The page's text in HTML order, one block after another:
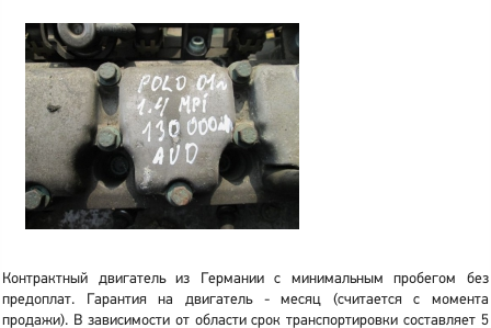
Контрактный двигатель из Германии с минимальным пробегом без
предоплат. Гарантия на двигатель - месяц (считается с момента
продажи). В зависимости от области срок транспортировки составляет 5